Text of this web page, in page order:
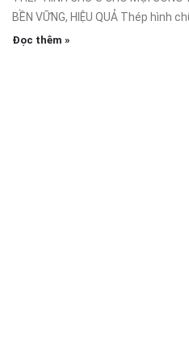
BỀN VỮNG, HIỆU QUẢ Thép hình
Đọc thêm »